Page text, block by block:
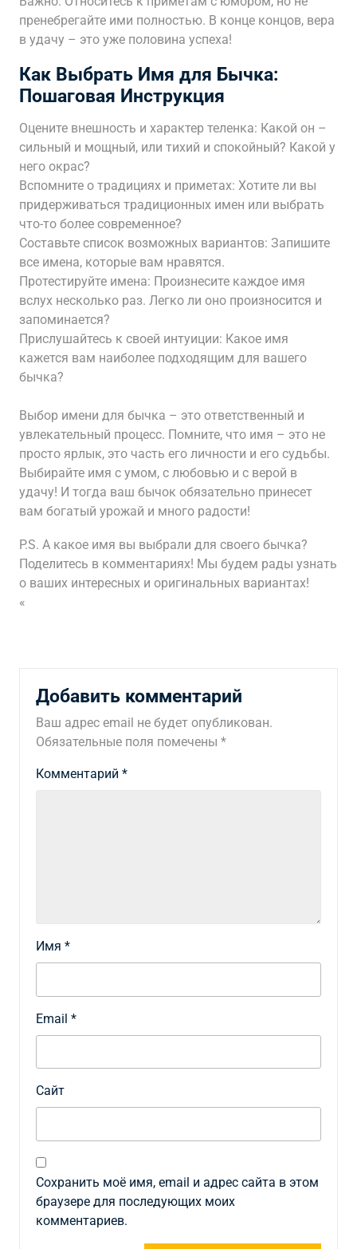
пренебрегайте ими полностью. В конце концов, вера
в удачу – это уже половина успеха!
Как Выбрать Имя для Бычка:
Пошаговая Инструкция
Оцените внешность и характер теленка: Какой он –
сильный и мощный, или тихий и спокойный? Какой у
него окрас?
Вспомните о традициях и приметах: Хотите ли вы
придерживаться традиционных имен или выбрать
что-то более современное?
Составьте список возможных вариантов: Запишите
все имена, которые вам нравятся.
Протестируйте имена: Произнесите каждое имя
вслух несколько раз. Легко ли оно произносится и
запоминается?
Прислушайтесь к своей интуиции: Какое имя
кажется вам наиболее подходящим для вашего
бычка?
Выбор имени для бычка – это ответственный и
увлекательный процесс. Помните, что имя – это не
просто ярлык, это часть его личности и его судьбы.
Выбирайте имя с умом, с любовью и с верой в
удачу! И тогда ваш бычок обязательно принесет
вам богатый урожай и много радости!
P.S. А какое имя вы выбрали для своего бычка?
Поделитесь в комментариях! Мы будем рады узнать
о ваших интересных и оригинальных вариантах!
«
Добавить комментарий
Ваш адрес email не будет опубликован.
Обязательные поля помечены *
Комментарий *
Имя *
Email *
Сайт
Сохранить моё имя, email и адрес сайта в этом
браузере для последующих моих
комментариев.